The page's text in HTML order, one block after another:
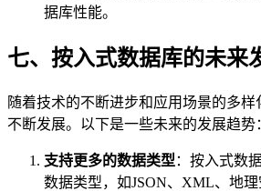
据库性能。
七、按入式数据库的未来
随着技术的不断进步和应用场景的多
不断发展。以下是一些未来的发展趋势
支持更多的数据类型 ：按入式数
数据类型，如JSON、XML、地